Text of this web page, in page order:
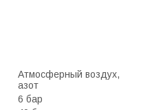
Атмосферный воздух,
азот
6 бар